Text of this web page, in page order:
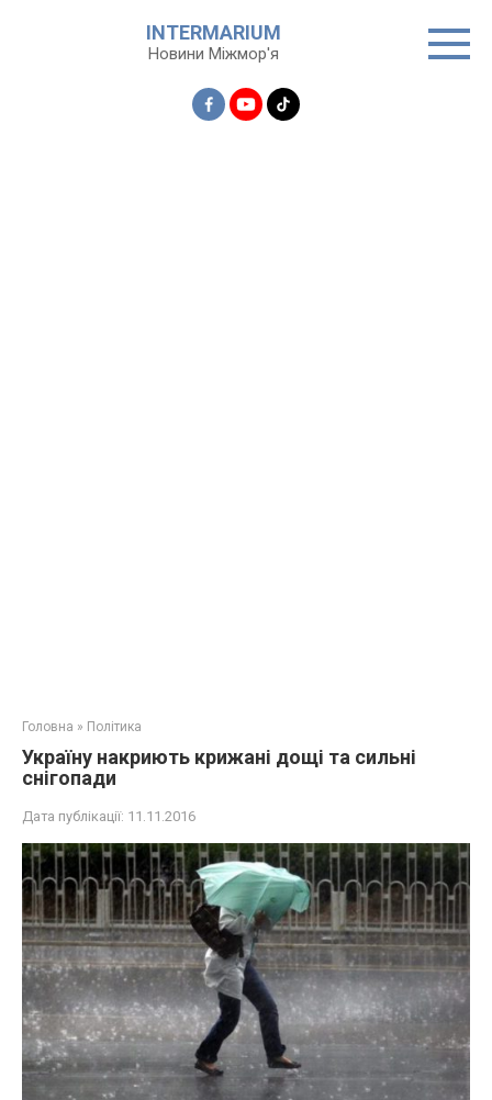
INTERMARIUM
Новини Міжмор'я
Головна » Політика
Україну накриють крижані дощі та сильні
снігопади
Дата публікації: 11.11.2016